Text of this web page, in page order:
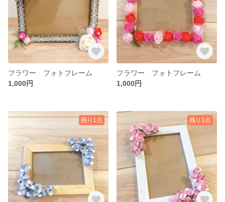
フラワー フォトフレーム
1,000円
フラワー フォトフレーム
1,000円
残り1点 残り1点